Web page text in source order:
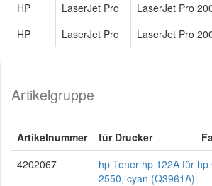
HP
LaserJet Pro
LaserJet Pro
HP
LaserJet Pro LaserJet Pro
Artikelgruppe
Artikelnummer für Drucker
4202067
hp Toner hp 122A für
2550, cyan (Q3961A)